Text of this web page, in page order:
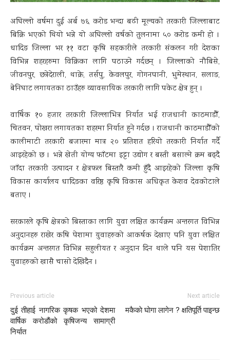
अघिल्लो वर्षमा दुई अर्ब ७६ करोड भन्दा बढी मूल्यको तरकारी जिल्लाबाट
बिक्रि भएको थियो भन्ने यो अघिल्लो वर्षको तुलनामा ५० करोड कमी हो ।
धादिङ जिल्ला भर ११ वटा कृषि सहकारीले तरकारी संकलन गरी देशका
विभिन्न शहरहरुमा विक्रिका लागि पठाउने गर्दछन् । जिल्लाको नौबिसे,
जीवनपुर, छत्रेदेराली, थाक्रे, तर्सपु, केवलपुर, गोगनपानी, भुमेस्थान, सलाङ,
बेनिघाट लगायतका ठाउँहरु व्यावसायिक तरकारी लागि पकेट क्षेत्र हुन् ।
वार्षिक १० हजार तरकारी जिल्लाभित्र निर्यात भई राजधानी काठमाडौँ,
चितवन, पोखरा लगायतका शहरमा निर्यात हुने गर्दछ । राजधानी काठमाडौँको
कालीमाटी तरकारी बजारमा मात्र २० प्रतिशत हरियो तरकारी निर्यात गर्दै
आइरहेको छ । भन्ने खेती योग्य फाँटमा इट्टा उद्योग र बस्ती बसाल्ने क्रम बढ्दै
जाँदा तरकारी उत्पादन र क्षेत्रफल बिस्तारै कमी हुँदै आइरहेको जिल्ला कृषि
विकास कार्यालय धादिङका वरिष्ठ कृषि विकास अधिकृत केशव देवकोटाले
बताए ।
सरकारले कृषि क्षेत्रको बिस्ताका लागि युवा लक्षित कार्यक्रम अन्तरगत विभिन्न
अनुदानहरु राखेर कषि पेशामा युवाहरुको आकर्षक देखाए पनि युवा लक्षित
कार्यक्रम अन्तरगत विभिन्न सहुलीयत र अनुदान दिन थाले पनि यस पेशातिर
युवाहरुको खासै चासो देखिदैन ।
Previous article
दुई तीहाई नागरिक कृषक भएको देशमा
वार्षिक करोडौंको कृषिजन्य सामाग्री
निर्यात
Next article
मकैकाे घाेगा लागेन ? क्षतिपूर्ति पाइन्छ